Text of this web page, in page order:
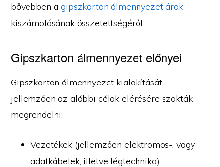
bővebben agipszkarton álmennyezet árak
kiszámolásának összetettségéről.
Gipszkarton álmennyezet előnyei
Gipszkarton álmennyezet kialakítását
jellemzően az alábbi célok elérésére szokták
megrendelni:
Vezetékek (jellemzően elektromos-, vagy
adatkábelek, illetve légtechnika)